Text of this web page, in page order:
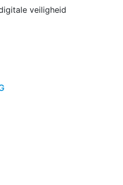
veiligheid